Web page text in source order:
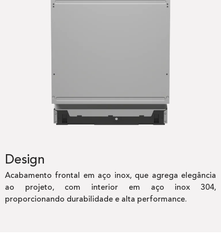
Design
Acabamento frontal em aço inox, que agrega elegância
ao projeto, com interior em aço inox 304,
proporcionando durabilidade e alta performance.